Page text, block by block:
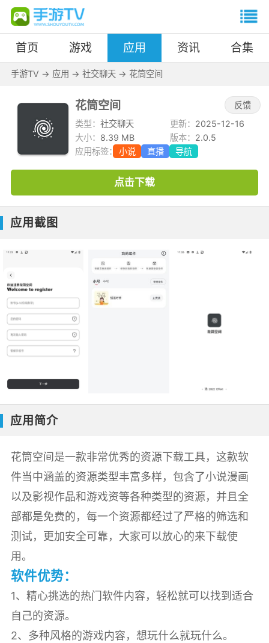
首页 游戏 应用 资讯 合集
手游TV -> 应用 -> 社交聊天-> 花筒空间
花筒空间
反馈
类型：社交聊天 更新： 2025-12-16
大小： 8.39 MB 版本： 2.0.5
应用标签：
小说 直播 导航
点击下载
应用截图
应用简介
花筒空间是一款非常优秀的资源下载工具，这款软
件当中涵盖的资源类型丰富多样，包含了小说漫画
以及影视作品和游戏资等各种类型的资源，并且全
部都是免费的，每一个资源都经过了严格的筛选和
测试，更加安全可靠，大家可以放心的来下载使
用。
软件优势：
1、精心挑选的热门软件内容，轻松就可以找到适合
自己的资源。
2、多种风格的游戏内容，想玩什么就玩什么。